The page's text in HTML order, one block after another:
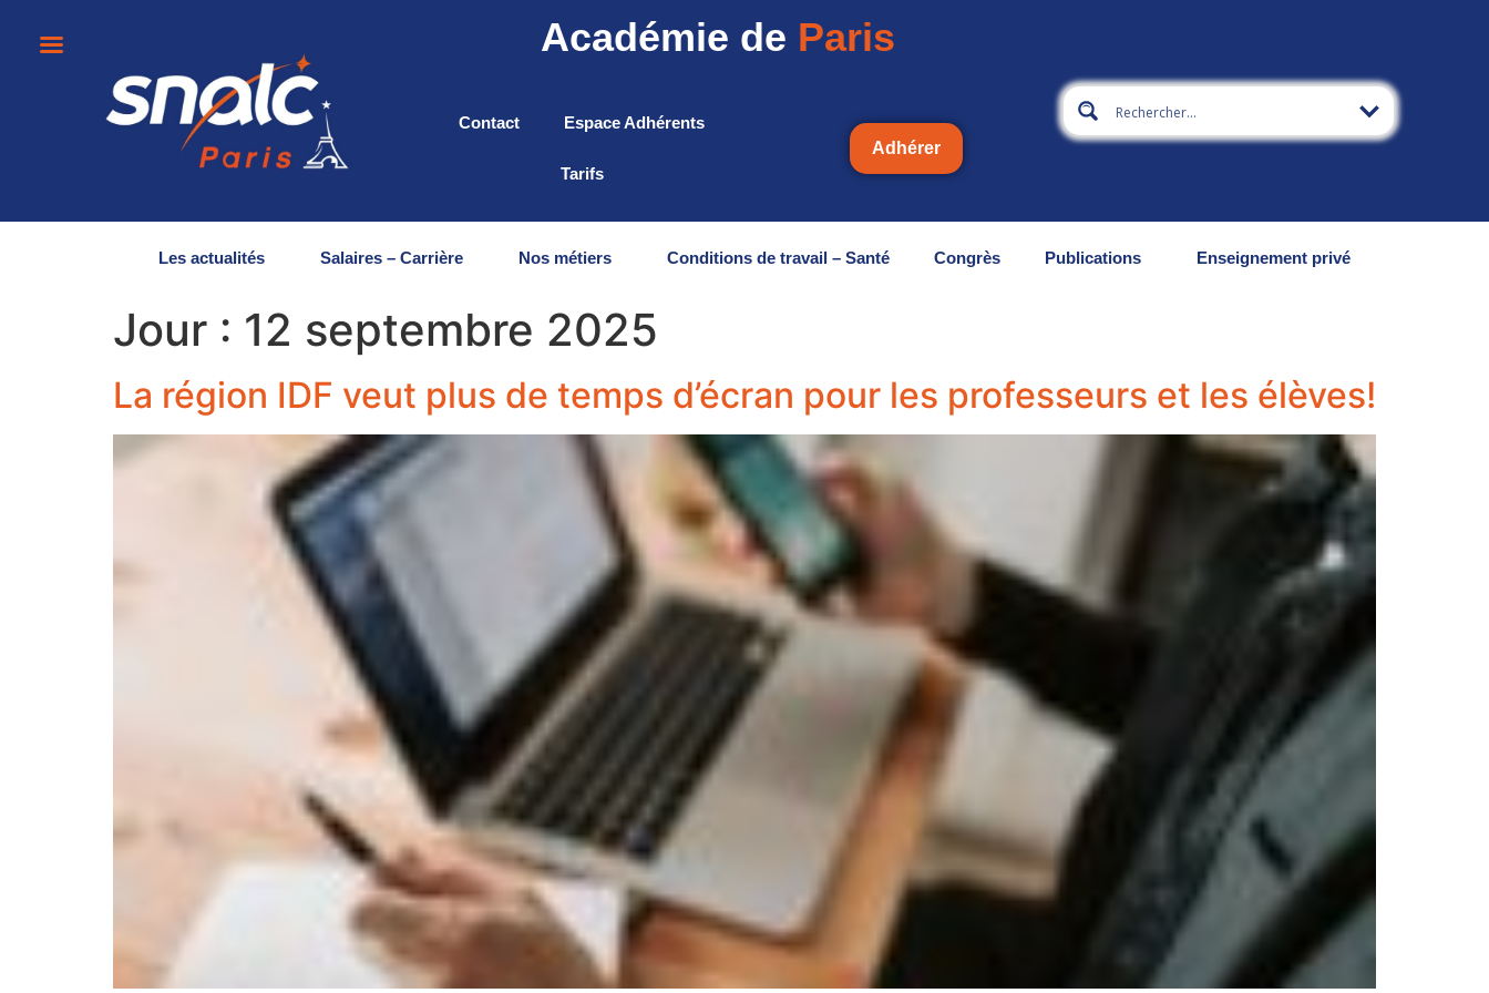
Académie de Paris
Contact Espace Adhérents
Tarifs
Adhérer
Les actualités Salaires – Carrière Nos métiers Conditions de travail – Santé Congrès Publications Enseignement privé
Jour : 12 septembre 2025
La région IDF veut plus de temps d’écran pour les professeurs et les élèves!